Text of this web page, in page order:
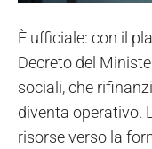
È ufficiale: con il
Decreto del
sociali, che
diventa operativo.
risorse verso la